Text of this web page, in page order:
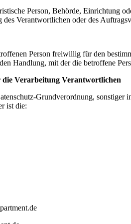
Person, Behörde, Einrichtung
Verantwortlichen oder des
Person freiwillig für den
Handlung, mit der die betroffene
Verarbeitung Verantwortlichen
Grundverordnung, sonstiger
ist die: